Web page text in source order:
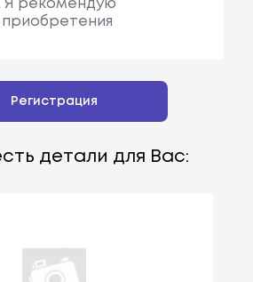
Я рекомендую
приобретения
Регистрация
детали для Вас: